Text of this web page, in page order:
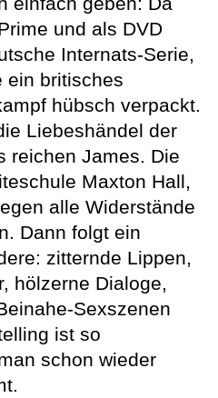
und als DVD
Internats-Serie,
ein britisches
hübsch verpackt.
Liebeshändel der
reichen James. Die
Maxton Hall,
alle Widerstände
Dann folgt ein
zitternde Lippen,
hölzerne Dialoge,
Sexszenen
ist so
schon wieder